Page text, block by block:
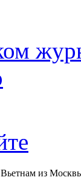
из